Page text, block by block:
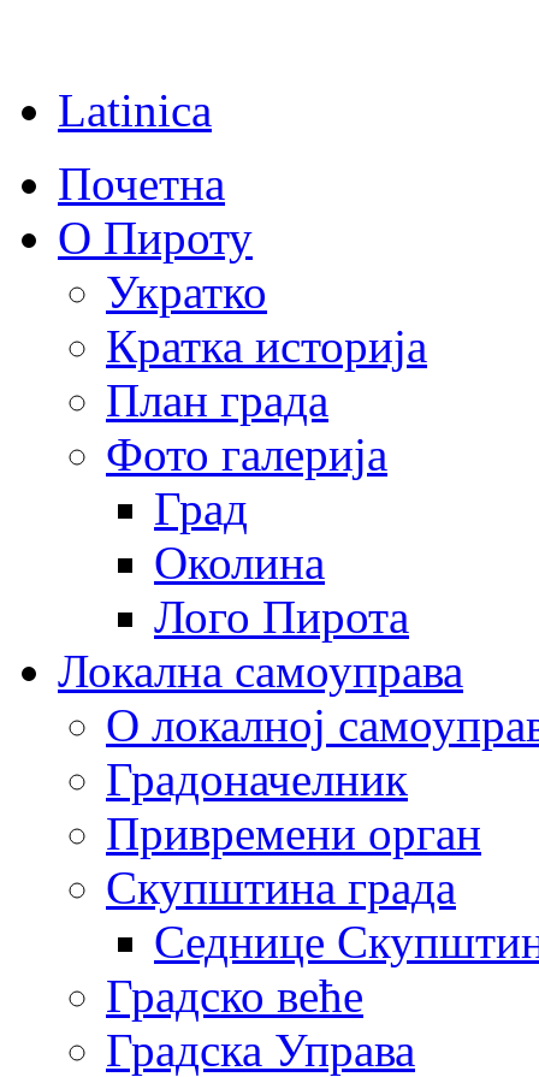
Latinica
Почетна
О Пироту
Укратко
Кратка историја
План града
Фото галерија
Град
Околина
Лого Пирота
Локална самоуправа
О локалној
Градоначелник
Привремени орган
Скупштина града
Седнице
Градско веће
Градска Управа